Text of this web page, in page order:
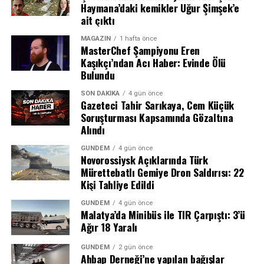
sevk edildi. Mahkeme, aralarında Belediye Başkanı İlkay
Çiçek’in de bulunduğu 10 kişi hakkında tutuklama kararı
verirken, 6 kişiyi adli kontrol şartıyla serbest bıraktı.
Çiçek’in tutuklanması, İzmir siyasetinde ve kamuoyunda
geniş yankı uyandırdı. Menderes Belediyesi’ndeki
yolsuzluk iddialarının boyutları ve soruşturmanın
ilerleyen günlerde yeni gelişmelere sahne olup
olmayacağı merak konusu oldu.
CHP’den ihraç hamlesi
Tutuklamanın hemen ardından CHP cephesinden dikkat
çeken bir adım geldi. Parti yönetimi, İlkay Çiçek’i kesin
ihraç talebiyle tedbirli olarak Yüksek Disiplin Kurulu’na
(YDK) sevk etti.
REKLAM
“Yeni Nesil” Suç Örgütlerine Karşı
Bütüncül Mücadele
Haymana’daki kemikler Uğur Şimşek’e
ait çıktı
MAGAZIN 1 hafta önce
MasterChef Şampiyonu Eren
Kaşıkçı’ndan Acı Haber: Evinde Ölü
Bulundu
SON DAKIKA 4 gün önce
Gazeteci Tahir Sarıkaya, Cem Küçük
Soruşturması Kapsamında Gözaltına
Alındı
GÜNDEM 4 gün önce
Novorossiysk Açıklarında Türk
Mürettebatlı Gemiye Dron Saldırısı: 22
Kişi Tahliye Edildi
GÜNDEM 4 gün önce
Malatya’da Minibüs ile TIR Çarpıştı: 3’ü
Ağır 18 Yaralı
GÜNDEM 2 gün önce
Ahbap Derneği’ne yapılan bağışlar